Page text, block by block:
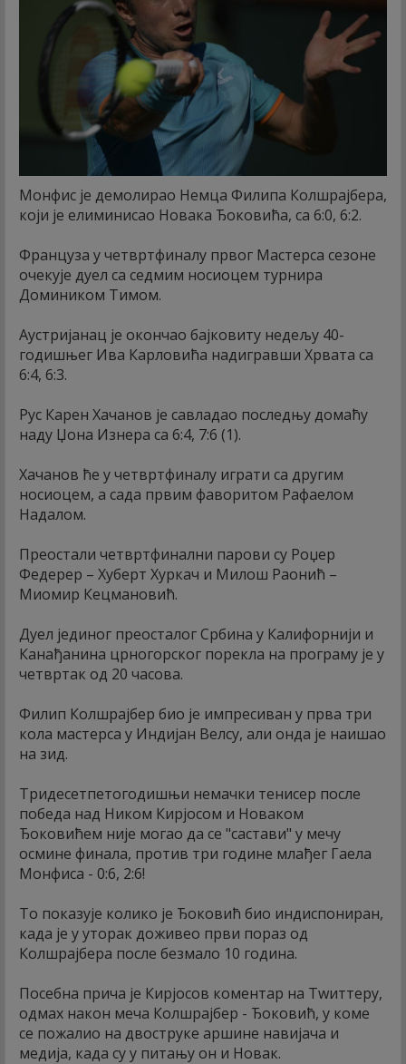
Монфис је демолирао Немца Филипа Колшрајбера,
који је елиминисао Новака Ђоковића, са 6:0, 6:2.
Француза у четвртфиналу првог Мастерса сезоне
очекује дуел са седмим носиоцем турнира
Домиником Тимом.
Аустријанац је окончао бајковиту недељу 40-
годишњег Ива Карловића надигравши Хрвата са
6:4, 6:3.
Рус Карен Хачанов је савладао последњу домаћу
наду Џона Изнера са 6:4, 7:6 (1).
Хачанов ће у четвртфиналу играти са другим
носиоцем, а сада првим фаворитом Рафаелом
Надалом.
Преостали четвртфинални парови су Роџер
Федерер – Хуберт Хуркач и Милош Раонић –
Миомир Кецмановић.
Дуел јединог преосталог Србина у Калифорнији и
Канађанина црногорског порекла на програму је у
четвртак од 20 часова.
Филип Колшрајбер био је импресиван у прва три
кола мастерса у Индијан Велсу, али онда је наишао
на зид.
Тридесетпетогодишњи немачки тенисер после
победа над Ником Кирјосом и Новаком
Ђоковићем није могао да се "састави" у мечу
осмине финала, против три године млађег Гаела
Монфиса - 0:6, 2:6!
То показује колико је Ђоковић био индиспониран,
када је у уторак доживео први пораз од
Колшрајбера после безмало 10 година.
Посебна прича је Кирјосов коментар на Тwиттеру,
одмах након меча Колшрајбер - Ђоковић, у коме
се пожалио на двоструке аршине навијача и
медија, када су у питању он и Новак.